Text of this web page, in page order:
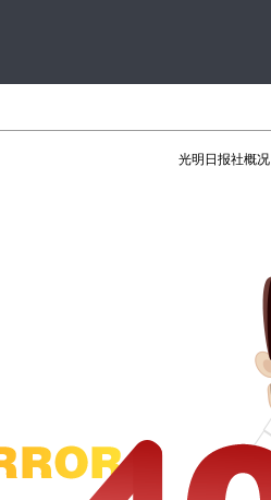
光明日报社概况